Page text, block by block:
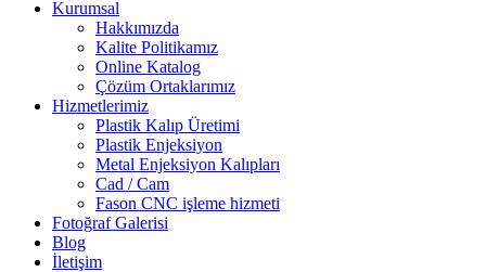
Kurumsal
Hakkımızda
Kalite Politikamız
Online Katalog
Çözüm Ortaklarımız
Hizmetlerimiz
Plastik Kalıp Üretimi
Plastik Enjeksiyon
Metal Enjeksiyon Kalıpları
Cad / Cam
Fason CNC işleme hizmeti
Fotoğraf Galerisi
Blog
İletişim